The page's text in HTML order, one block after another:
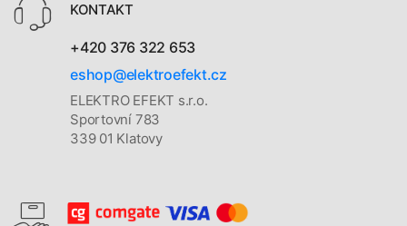
KONTAKT
+420 376 322 653
eshop@elektroefekt.cz
ELEKTRO EFEKT s.r.o.
Sportovní 783
339 01 Klatovy